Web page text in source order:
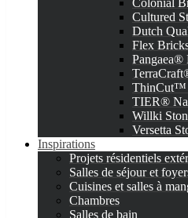
Colonial
Cultured
Dutch
Flex
Pangaea®
ThinCut™
TIER®
Willki
Versetta
Inspirations
Projets résidentiels
Salles de séjour et
Cuisines et salles à
Chambres
Salles de bain